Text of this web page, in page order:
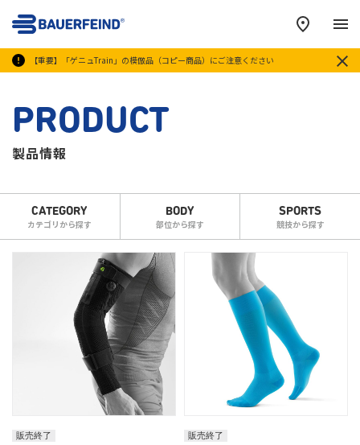
【重要】「ゲニュTrain」の模倣品（コピー商品）にご注意ください
メ
PRODUCT
製品情報
CATEGORY
カテゴリから探す
BODY
部位から探す
SPORTS
競技から探す
販売終了 販売終了